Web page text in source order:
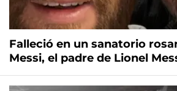
Falleció en un sanatorio
Messi, el padre de Lionel